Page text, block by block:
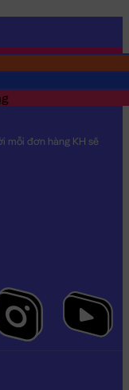
mỗi đơn hàng KH sẽ